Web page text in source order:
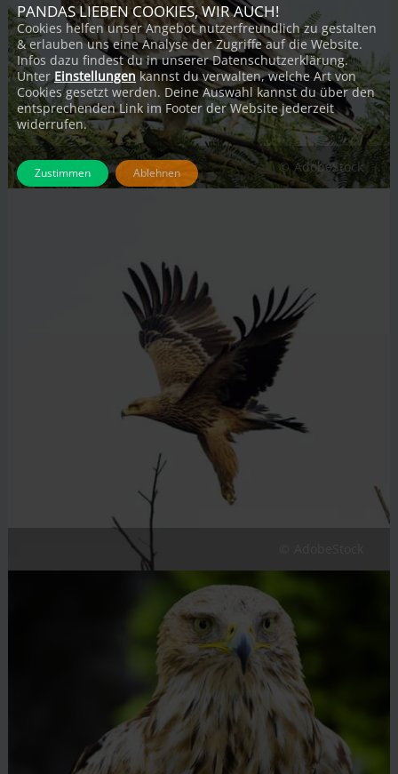
AdobeStock
PANDAS LIEBEN COOKIES, WIR AUCH!
Cookies helfen unser Angebot nutzerfreundlich zu gestalten
& erlauben uns eine Analyse der Zugriffe auf die Website.
Infos dazu findest du in unserer Datenschutzerklärung.
UnterEinstellungen kannst du verwalten, welche Art von
Cookies gesetzt werden. Deine Auswahl kannst du über den
entsprechenden Link im Footer der Website jederzeit
widerrufen.
Zustimmen Ablehnen